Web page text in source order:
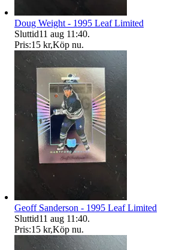
Doug Weight - 1995 Leaf Limited
Sluttid11 aug 11:40.
Pris:15 kr,Köp nu.
Geoff Sanderson - 1995 Leaf Limited
Sluttid11 aug 11:40.
Pris:15 kr,Köp nu.